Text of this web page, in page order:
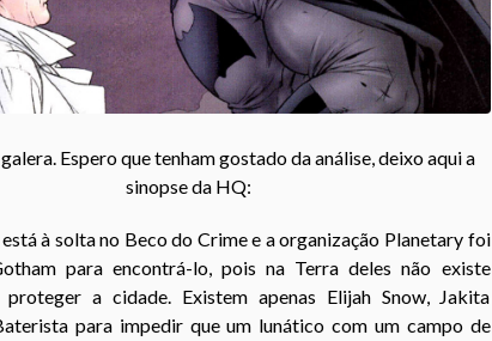
Espero que tenham gostado da análise, deixo aqui a
sinopse da HQ:
está à solta no Beco do Crime e a organização Planetary foi
para encontrá-lo, pois na Terra deles não existe
proteger a cidade. Existem apenas Elijah Snow, Jakita
para impedir que um lunático com um campo de